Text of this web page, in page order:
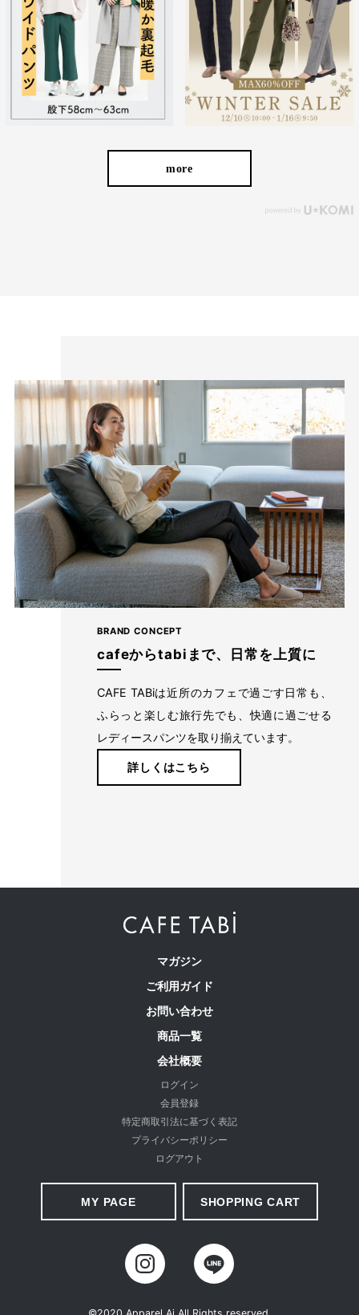
1本の糸から、そして1枚の生地から、多くの職人の手によっ
てCAFE TABiのレディースパンツはできあがっています。
ハイクオリティなパターンと丁寧な縫製でもっと美しく。や
りたいことを妨げず、好きなことを目一杯楽しめる、1日中
詳しくはこちら
商品画像は撮影環境、またご利用のPC環境等により実物と異なって見
・洗濯後は、形を整えて陰干しをしてください。
・洗濯には漂白剤や蛍光増白剤入り洗剤のご使用はお避けください。
・濃色製品の場合、単独で洗濯してください。 ・洗濯により多少色落
・長時間水に浸さないでください。
他の衣類に色が移ることがありますので、ご注意ください。
万が一、他のものに移った場合は、早めに洗濯してください。
・アイロンの際は、あて布をしてください。
・この商品は、強い日光（または照明）を長時間受けますと変色する
恐れがありますのでご着用および保管の際はご注意ください。
more
BRAND CONCEPT
cafeからtabiまで、日常を上質に
CAFE TABiは近所のカフェで過ごす日常も、
ふらっと楽しむ旅行先でも、快適に過ごせる
レディースパンツを取り揃えています。
詳しくはこちら
マガジン
ご利用ガイド
お問い合わせ
商品一覧
会社概要
ログイン
会員登録
特定商取引法に基づく表記
プライバシーポリシー
ログアウト
MY PAGE SHOPPING CART